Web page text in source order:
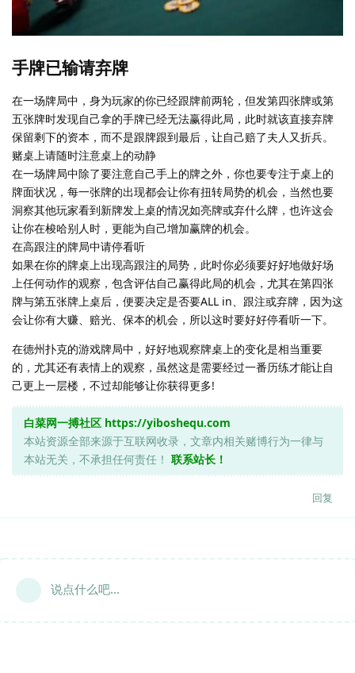
手牌已输请弃牌
在一场牌局中，身为玩家的你已经跟牌前两轮，但发第四张牌或第
五张牌时发现自己拿的手牌已经无法赢得此局，此时就该直接弃牌
保留剩下的资本，而不是跟牌跟到最后，让自己赔了夫人又折兵。
赌桌上请随时注意桌上的动静
在一场牌局中除了要注意自己手上的牌之外，你也要专注于桌上的
牌面状况，每一张牌的出现都会让你有扭转局势的机会，当然也要
洞察其他玩家看到新牌发上桌的情况如亮牌或弃什么牌，也许这会
让你在梭哈别人时，更能为自己增加赢牌的机会。
在高跟注的牌局中请停看听
如果在你的牌桌上出现高跟注的局势，此时你必须要好好地做好场
上任何动作的观察，包含评估自己赢得此局的机会，尤其在第四张
牌与第五张牌上桌后，便要决定是否要ALL in、跟注或弃牌，因为这
会让你有大赚、赔光、保本的机会，所以这时要好好停看听一下。
在德州扑克的游戏牌局中，好好地观察牌桌上的变化是相当重要
的，尤其还有表情上的观察，虽然这是需要经过一番历练才能让自
己更上一层楼，不过却能够让你获得更多!
白菜网一搏社区 https://yiboshequ.com
本站资源全部来源于互联网收录，文章内相关赌博行为一律与
本站无关，不承担任何责任！ 联系站长！
回复
说点什么吧...